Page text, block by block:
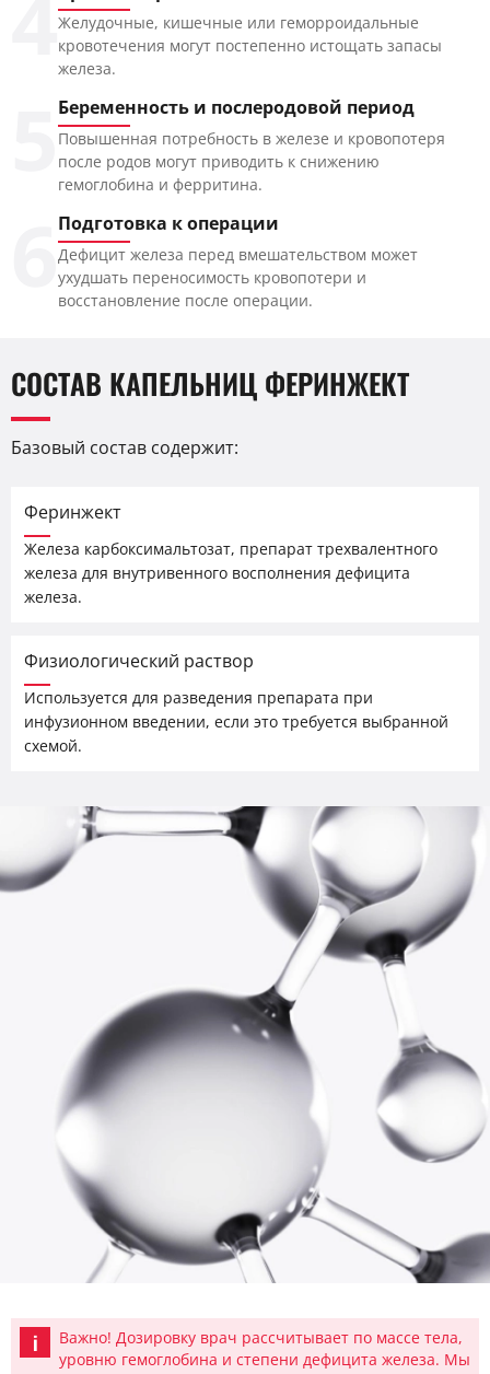
Желудочные, кишечные или геморроидальные
кровотечения могут постепенно истощать запасы
железа.
Беременность и послеродовой период
Повышенная потребность в железе и кровопотеря
после родов могут приводить к снижению
гемоглобина и ферритина.
Подготовка к операции
Дефицит железа перед вмешательством может
ухудшать переносимость кровопотери и
восстановление после операции.
СОСТАВ КАПЕЛЬНИЦ ФЕРИНЖЕКТ
Базовый состав содержит:
Феринжект
Железа карбоксимальтозат, препарат трехвалентного
железа для внутривенного восполнения дефицита
железа.
Физиологический раствор
Используется для разведения препарата при
инфузионном введении, если это требуется выбранной
схемой.
Важно! Дозировку врач рассчитывает по массе тела,
уровню гемоглобина и степени дефицита железа. Мы